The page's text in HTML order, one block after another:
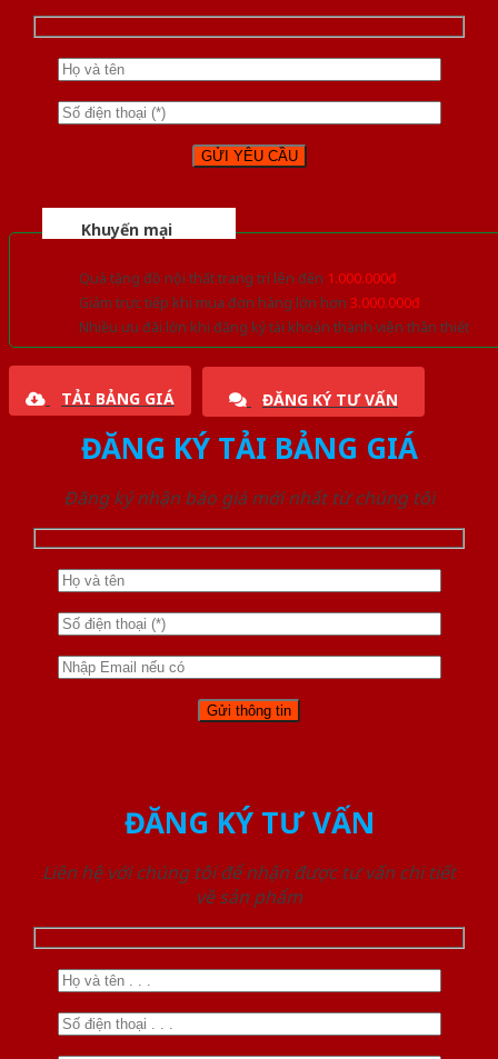
Khuyến mại
Quà tặng đồ nội thất trang trí lên đến 1.000.000đ
Giảm trực tiếp khi mua đơn hàng lớn hơn 3.000.000đ
Nhiều ưu đãi lớn khi đăng ký tài khoản thành viên thân thiết
TẢI BẢNG GIÁ ĐĂNG KÝ TƯ VẤN
ĐĂNG KÝ TẢI BẢNG GIÁ
Đăng ký nhận báo giá mới nhất từ chúng tôi
ĐĂNG KÝ TƯ VẤN
Liên hệ với chúng tôi để nhận được tư vấn chi tiết
về sản phẩm